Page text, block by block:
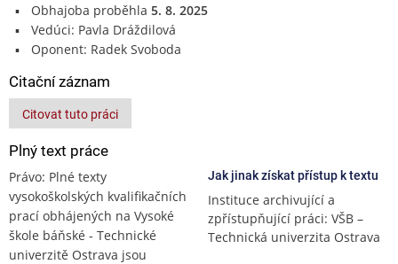
Obhajoba proběhla 5. 8. 2025
Vedúci: Pavla Dráždilová
Oponent: Radek Svoboda
Citační záznam
Citovat tuto práci
Plný text práce
Právo: Plné texty
vysokoškolských kvalifikačních
prací obhájených na Vysoké
škole báňské - Technické
univerzitě Ostrava jsou
Jak jinak získat přístup k textu
Instituce archivující a
zpřístupňující práci: VŠB –
Technická univerzita Ostrava